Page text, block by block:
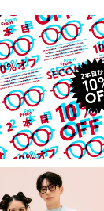
ー
ラー
ブルカット